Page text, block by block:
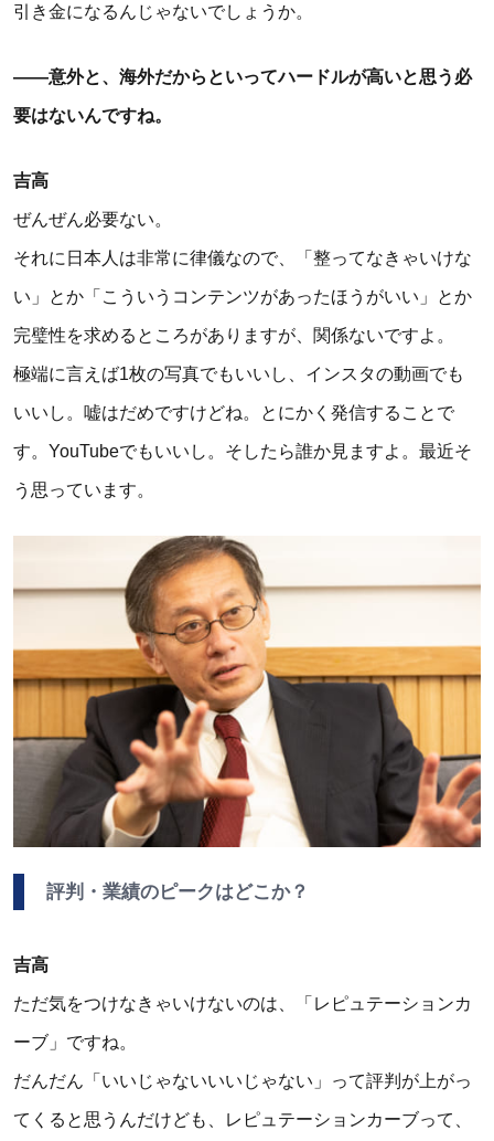
引き金になるんじゃないでしょうか。
――意外と、海外だからといってハードルが高いと思う必
要はないんですね。
吉高
ぜんぜん必要ない。
それに日本人は非常に律儀なので、「整ってなきゃいけな
い」とか「こういうコンテンツがあったほうがいい」とか
完璧性を求めるところがありますが、関係ないですよ。
極端に言えば1枚の写真でもいいし、インスタの動画でも
いいし。嘘はだめですけどね。とにかく発信することで
す。YouTubeでもいいし。そしたら誰か見ますよ。最近そ
う思っています。
評判・業績のピークはどこか？
吉高
ただ気をつけなきゃいけないのは、「レピュテーションカ
ーブ」ですね。
だんだん「いいじゃないいいじゃない」って評判が上がっ
てくると思うんだけども、レピュテーションカーブって、